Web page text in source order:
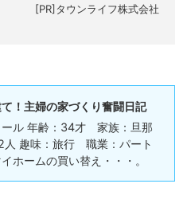
[PR]タウンライフ株式会社
！主婦の家づくり奮闘日記
ール 年齢：34才 家族：旦那
人 趣味：旅行 職業：パート
ホームの買い替え・・・。